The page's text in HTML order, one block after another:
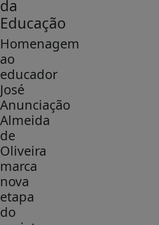
da
Educação
Homenagem
ao
educador
José
Anunciação
Almeida
de
Oliveira
marca
nova
etapa
do